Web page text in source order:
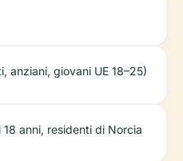
anziani, giovani UE 18–25)
anni, residenti di Norcia